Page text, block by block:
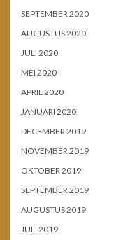
SEPTEMBER 2020
AUGUSTUS 2020
JULI 2020
MEI 2020
APRIL 2020
JANUARI 2020
DECEMBER 2019
NOVEMBER 2019
OKTOBER 2019
SEPTEMBER 2019
AUGUSTUS 2019
JULI 2019